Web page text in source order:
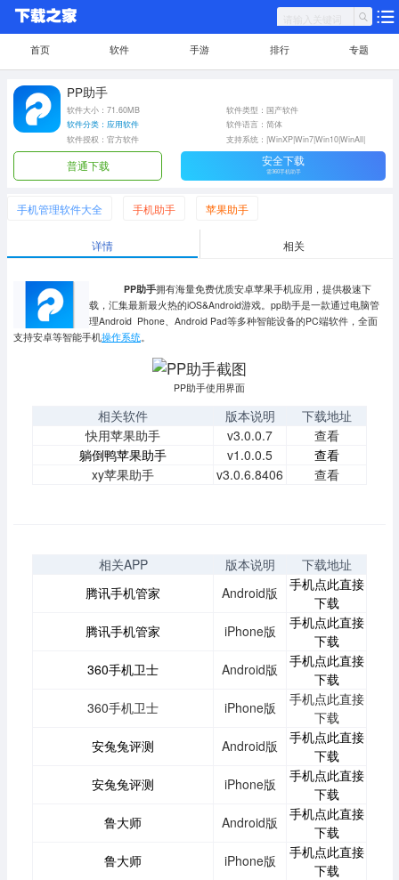
首页 软件 手游 排行 专题
PP助手
软件大小：71.60MB
软件类型：国产软件
软件分类：应用软件
软件语言：简体
软件授权：官方软件
支持系统：|WinXP|Win7|Win10|WinAll|
普通下载 安全下载
需360手机助手
手机管理软件大全 手机助手 苹果助手
详情 相关
PP助手拥有海量免费优质安卓苹果手机应用，提供极速下
载，汇集最新最火热的iOS&Android游戏。pp助手是一款通过电脑管
理Android Phone、Android Pad等多种智能设备的PC端软件，全面
支持安卓等智能手机操作系统。
PP助手使用界面
相关软件 版本说明
下载地址
快用苹果助手
v3.0.0.7
查看
躺倒鸭苹果助手
v1.0.0.5
查看
xy苹果助手
v3.0.6.8406 查看
相关APP 版本说明
下载地址
腾讯手机管家
Android版
手机点此直接
下载
腾讯手机管家
iPhone版
手机点此直接
下载
360手机卫士
Android版
手机点此直接
下载
360手机卫士
iPhone版
手机点此直接
下载
安兔兔评测
Android版
手机点此直接
下载
安兔兔评测
iPhone版
手机点此直接
下载
鲁大师
Android版
手机点此直接
下载
鲁大师
iPhone版
手机点此直接
下载